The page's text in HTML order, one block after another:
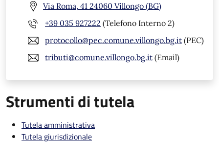
Via Roma, 41 24060 Villongo (BG)
+39 035 927222 (Telefono Interno 2)
protocollo@pec.comune.villongo.bg.it (PEC)
tributi@comune.villongo.bg.it (Email)
Strumenti di tutela
Tutela amministrativa
Tutela giurisdizionale